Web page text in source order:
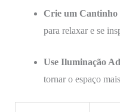
Crie um Cantinho
para relaxar e se
Use Iluminação
tornar o espaço